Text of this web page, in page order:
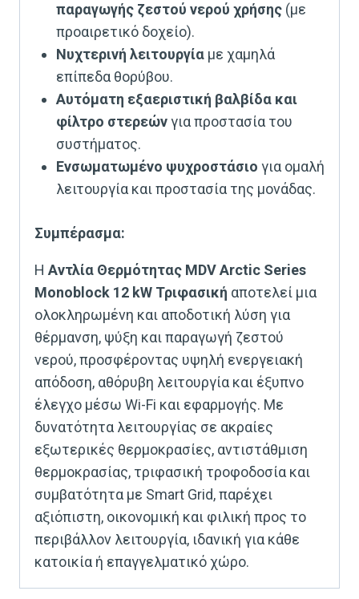
παραγωγής ζεστού νερού χρήσης (με
προαιρετικό δοχείο).
Νυχτερινή λειτουργία με χαμηλά
επίπεδα θορύβου.
Αυτόματη εξαεριστική βαλβίδα και
φίλτρο στερεώνγια προστασία του
συστήματος.
Ενσωματωμένο ψυχροστάσιο για ομαλή
λειτουργία και προστασία της μονάδας.
Συμπέρασμα:
Η Αντλία Θερμότητας MDV Arctic Series
Monoblock 12 kW Τριφασική αποτελεί μια
ολοκληρωμένη και αποδοτική λύση για
θέρμανση, ψύξη και παραγωγή ζεστού
νερού, προσφέροντας υψηλή ενεργειακή
απόδοση, αθόρυβη λειτουργία και έξυπνο
έλεγχο μέσω Wi-Fi και εφαρμογής. Με
δυνατότητα λειτουργίας σε ακραίες
εξωτερικές θερμοκρασίες, αντιστάθμιση
θερμοκρασίας, τριφασική τροφοδοσία και
συμβατότητα με Smart Grid, παρέχει
αξιόπιστη, οικονομική και φιλική προς το
περιβάλλον λειτουργία, ιδανική για κάθε
κατοικία ή επαγγελματικό χώρο.